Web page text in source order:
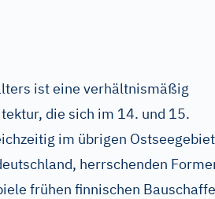
ist eine verhältnismäßig
die sich im 14. und 15.
im übrigen
herrschenden
frühen finnischen